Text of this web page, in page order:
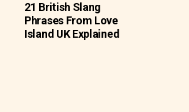
21 British Slang
Phrases From Love
Island UK Explained